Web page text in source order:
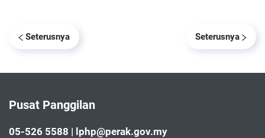
Seterusnya Seterusnya
Pusat Panggilan
05-526 5588 | lphp@perak.gov.my